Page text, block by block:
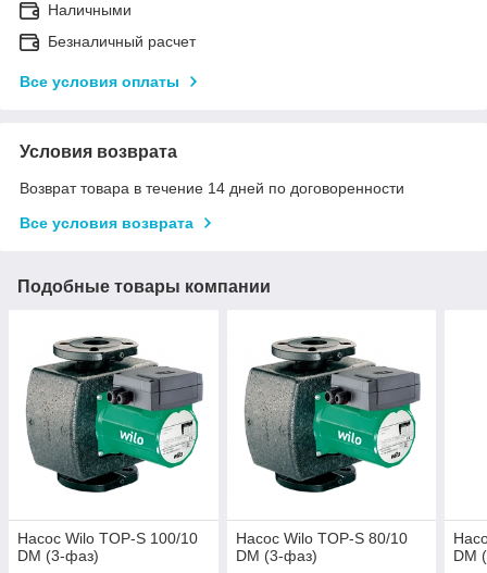
Наличными
Безналичный расчет
Все условия оплаты
Условия возврата
Возврат товара в течение 14 дней по договоренности
Все условия возврата
Подобные товары компании
Насос Wilo TOP-S 100/10
DM (3-фаз)
Насос Wilo TOP-S 80/10
DM (3-фаз)
DM